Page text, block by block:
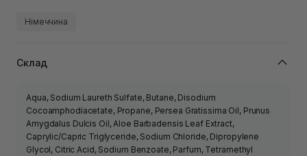
Німеччина
Склад
Aqua, Sodium Laureth Sulfate, Butane, Disodium
Cocoamphodiacetate, Propane, Persea Gratissima Oil, Prunus
Amygdalus Dulcis Oil, Aloe Barbadensis Leaf Extract,
Caprylic/Capric Triglyceride, Sodium Chloride, Dipropylene
Glycol, Citric Acid, Sodium Benzoate, Parfum, Tetramethyl